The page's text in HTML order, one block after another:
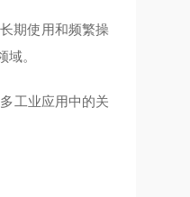
期使用和频繁操
。
工业应用中的关